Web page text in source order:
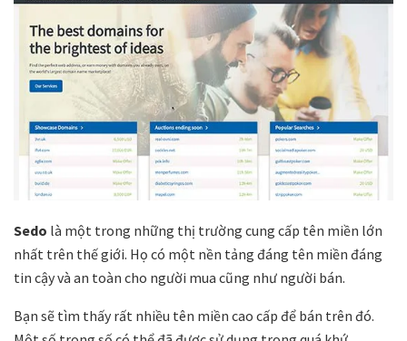
Sedo là một trong những thị trường cung cấp tên miền lớn
nhất trên thế giới. Họ có một nền tảng đáng tên miền đáng
tin cậy và an toàn cho người mua cũng như người bán.
Bạn sẽ tìm thấy rất nhiều tên miền cao cấp để bán trên đó.